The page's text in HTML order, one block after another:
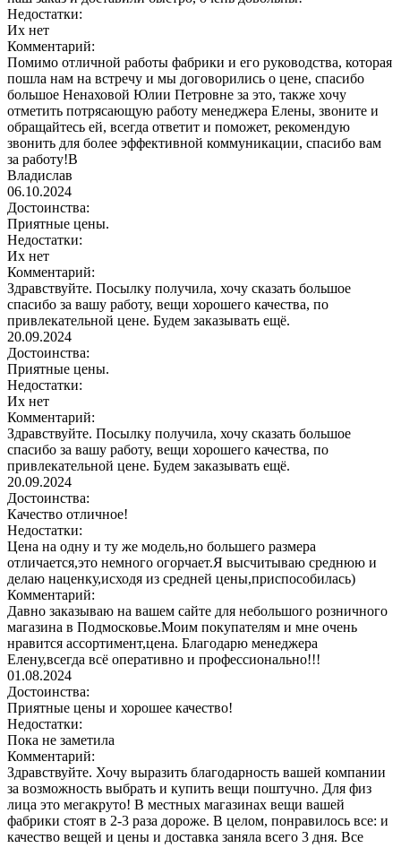
Недостатки:
Их нет
Комментарий:
Помимо отличной работы фабрики и его руководства, которая
пошла нам на встречу и мы договорились о цене, спасибо
большое Ненаховой Юлии Петровне за это, также хочу
отметить потрясающую работу менеджера Елены, звоните и
обращайтесь ей, всегда ответит и поможет, рекомендую
звонить для более эффективной коммуникации, спасибо вам
за работу!В
Владислав
06.10.2024
Достоинства:
Приятные цены.
Недостатки:
Их нет
Комментарий:
Здравствуйте. Посылку получила, хочу сказать большое
спасибо за вашу работу, вещи хорошего качества, по
привлекательной цене. Будем заказывать ещё.
20.09.2024
Достоинства:
Приятные цены.
Недостатки:
Их нет
Комментарий:
Здравствуйте. Посылку получила, хочу сказать большое
спасибо за вашу работу, вещи хорошего качества, по
привлекательной цене. Будем заказывать ещё.
20.09.2024
Достоинства:
Качество отличное!
Недостатки:
Цена на одну и ту же модель,но большего размера
отличается,это немного огорчает.Я высчитываю среднюю и
делаю наценку,исходя из средней цены,приспособилась)
Комментарий:
Давно заказываю на вашем сайте для небольшого розничного
магазина в Подмосковье.Моим покупателям и мне очень
нравится ассортимент,цена. Благодарю менеджера
Елену,всегда всё оперативно и профессионально!!!
01.08.2024
Достоинства:
Приятные цены и хорошее качество!
Недостатки:
Пока не заметила
Комментарий:
Здравствуйте. Хочу выразить благодарность вашей компании
за возможность выбрать и купить вещи поштучно. Для физ
лица это мегакруто! В местных магазинах вещи вашей
фабрики стоят в 2-3 раза дороже. В целом, понравилось все: и
качество вещей и цены и доставка заняла всего 3 дня. Все